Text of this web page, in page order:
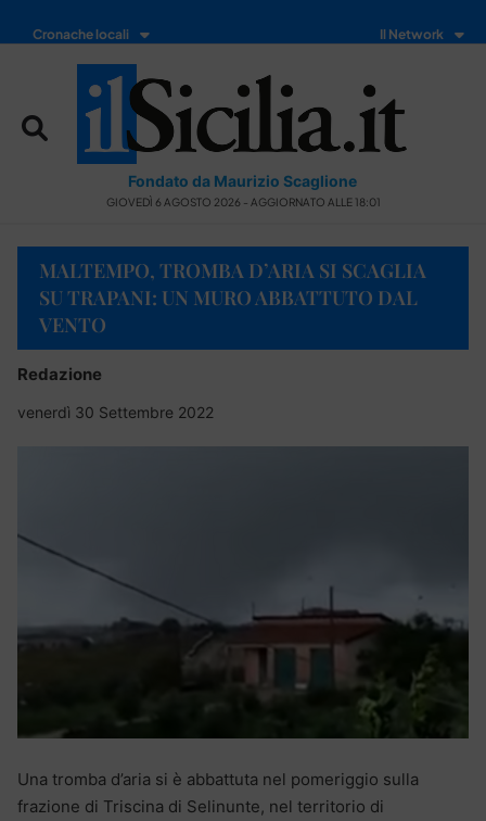
Cronache locali Il Network
Fondato da Maurizio Scaglione
GIOVEDÌ 6 AGOSTO 2026 - AGGIORNATO ALLE 18:01
MALTEMPO, TROMBA D’ARIA SI SCAGLIA
SU TRAPANI: UN MURO ABBATTUTO DAL
VENTO
Redazione
venerdì 30 Settembre 2022
Una tromba d’aria si è abbattuta nel pomeriggio sulla
frazione di Triscina di Selinunte, nel territorio di